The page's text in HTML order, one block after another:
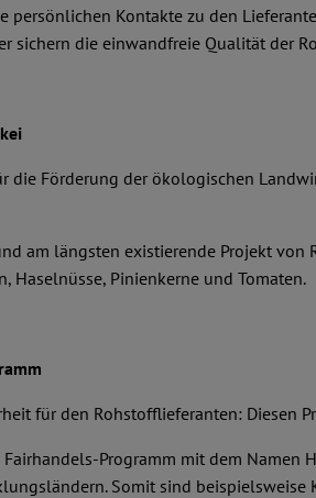
Kontakte zu den
die einwandfreie Qualität der
Förderung der ökologischen
am längsten existierende Projekt
Haselnüsse, Pinienkerne und Tomaten.
für den Rohstofflieferanten:
Programm mit dem
Somit sind